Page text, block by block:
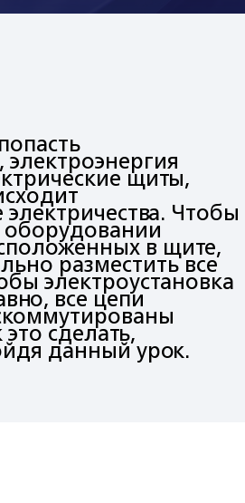
щиты,
Чтобы
оборудованиив щите,
разместить все
электроустановка
все цепи
сделать,
данный урок.